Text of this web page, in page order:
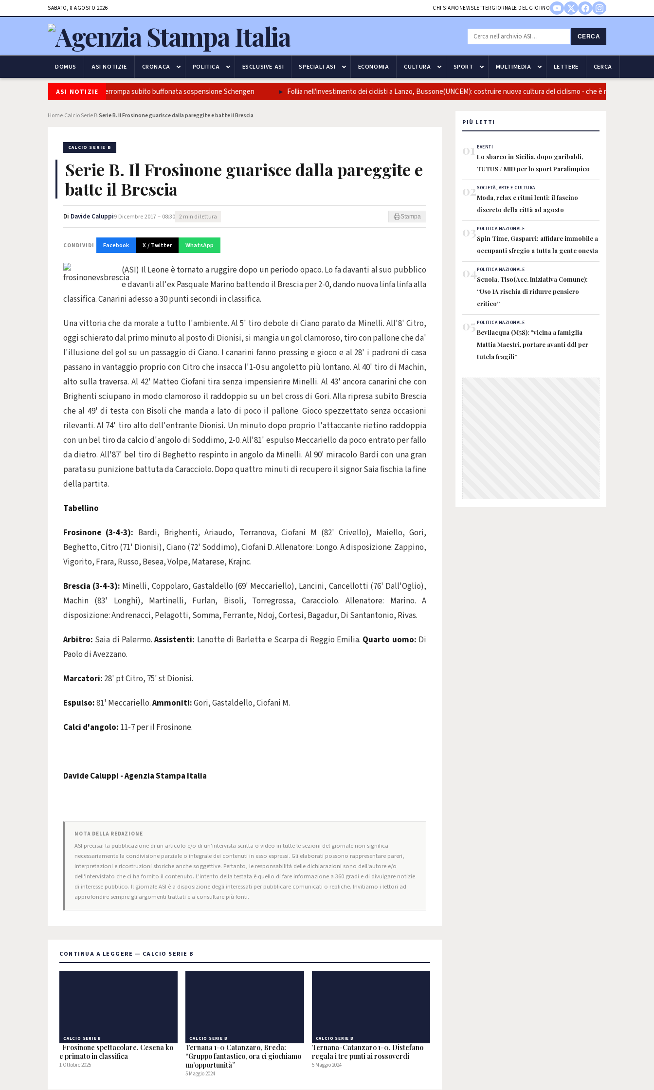
SABATO, 8 AGOSTO 2026 CHI SIAMO NEWSLETTERGIORNALE DEL GIORNO
CERCA
DOMUS ASI NOTIZIE CRONACA POLITICA ESCLUSIVE ASI SPECIALI ASI ECONOMIA CULTURA SPORT MULTIMEDIA LETTERE CERCA
ASI NOTIZIE
Provenzano(Pd): Governo interrompa subito buffonata sospensione Schengen Follia nell'investimento dei ciclisti a Lanzo, Bussone(UNCEM): costruire nuova cultura del ciclismo - che è montagna - anche
Home Calcio Serie BSerie B. Il Frosinone guarisce dalla pareggite e batte il Brescia
CALCIO SERIE B
Serie B. Il Frosinone guarisce dalla pareggite e
batte il Brescia
Di Davide Caluppi9 Dicembre 2017 – 08:30 2 min di lettura Stampa
CONDIVIDI Facebook X / Twitter WhatsApp
(ASI) Il Leone è tornato a ruggire dopo un periodo opaco. Lo fa davanti al suo pubblico
e davanti all'ex Pasquale Marino battendo il Brescia per 2-0, dando nuova linfa linfa alla
classifica. Canarini adesso a 30 punti secondi in classifica.
Una vittoria che da morale a tutto l'ambiente. Al 5' tiro debole di Ciano parato da Minelli. All'8' Citro,
oggi schierato dal primo minuto al posto di Dionisi, si mangia un gol clamoroso, tiro con pallone che da'
l'illusione del gol su un passaggio di Ciano. I canarini fanno pressing e gioco e al 28' i padroni di casa
passano in vantaggio proprio con Citro che insacca l'1-0 su angoletto più lontano. Al 40' tiro di Machin,
alto sulla traversa. Al 42' Matteo Ciofani tira senza impensierire Minelli. Al 43' ancora canarini che con
Brighenti sciupano in modo clamoroso il raddoppio su un bel cross di Gori. Alla ripresa subito Brescia
che al 49' di testa con Bisoli che manda a lato di poco il pallone. Gioco spezzettato senza occasioni
rilevanti. Al 74' tiro alto dell'entrante Dionisi. Un minuto dopo proprio l'attaccante rietino raddoppia
con un bel tiro da calcio d'angolo di Soddimo, 2-0. All'81' espulso Meccariello da poco entrato per fallo
da dietro. All'87' bel tiro di Beghetto respinto in angolo da Minelli. Al 90' miracolo Bardi con una gran
parata su punizione battuta da Caracciolo. Dopo quattro minuti di recupero il signor Saia fischia la fine
della partita.
Tabellino
Frosinone (3-4-3): Bardi, Brighenti, Ariaudo, Terranova, Ciofani M (82' Crivello), Maiello, Gori,
Beghetto, Citro (71' Dionisi), Ciano (72' Soddimo), Ciofani D. Allenatore: Longo. A disposizione: Zappino,
Vigorito, Frara, Russo, Besea, Volpe, Matarese, Krajnc.
Brescia (3-4-3): Minelli, Coppolaro, Gastaldello (69' Meccariello), Lancini, Cancellotti (76' Dall'Oglio),
Machin (83' Longhi), Martinelli, Furlan, Bisoli, Torregrossa, Caracciolo. Allenatore: Marino. A
disposizione: Andrenacci, Pelagotti, Somma, Ferrante, Ndoj, Cortesi, Bagadur, Di Santantonio, Rivas.
Arbitro: Saia di Palermo.Assistenti: Lanotte di Barletta e Scarpa di Reggio Emilia. Quarto uomo: Di
Paolo di Avezzano.
Marcatori: 28' pt Citro, 75' st Dionisi.
Espulso:81' Meccariello.Ammoniti:Gori, Gastaldello, Ciofani M.
Calci d'angolo: 11-7 per il Frosinone.
Davide Caluppi -Agenzia Stampa Italia
NOTA DELLA REDAZIONE
ASI precisa: la pubblicazione di un articolo e/o di un'intervista scritta o video in tutte le sezioni del giornale non significa
necessariamente la condivisione parziale o integrale dei contenuti in esso espressi. Gli elaborati possono rappresentare pareri,
interpretazioni e ricostruzioni storiche anche soggettive. Pertanto, le responsabilità delle dichiarazioni sono dell'autore e/o
dell'intervistato che ci ha fornito il contenuto. L'intento della testata è quello di fare informazione a 360 gradi e di divulgare notizie
di interesse pubblico. Il giornale ASI è a disposizione degli interessati per pubblicare comunicati o repliche. Invitiamo i lettori ad
approfondire sempre gli argomenti trattati e a consultare più fonti.
CONTINUA A LEGGERE — CALCIO SERIE B
CALCIO SERIE B
Frosinone spettacolare. Cesena ko
e primato in classifica
1 Ottobre 2025
CALCIO SERIE B
Ternana 1-0 Catanzaro, Breda:
“Gruppo fantastico, ora ci giochiamo
un’opportunità”
5 Maggio 2024
CALCIO SERIE B
Ternana-Catanzaro 1-0, Distefano
regala i tre punti ai rossoverdi
5 Maggio 2024
PIÙ LETTI
01 EVENTI
Lo sbarco in Sicilia, dopo garibaldi,
TUTUS / MID per lo sport Paralimpico
02SOCIETÀ, ARTE E CULTURA
Moda, relax e ritmi lenti: il fascino
discreto della città ad agosto
03POLITICA NAZIONALE
Spin Time, Gasparri: affidare immobile a
occupanti sfregio a tutta la gente onesta
04POLITICA NAZIONALE
Scuola, Tiso(Acc. Iniziativa Comune):
“Uso IA rischia di ridurre pensiero
critico”
05 POLITICA NAZIONALE
Bevilacqua (M5S): "vicina a famiglia
Mattia Maestri, portare avanti ddl per
tutela fragili"